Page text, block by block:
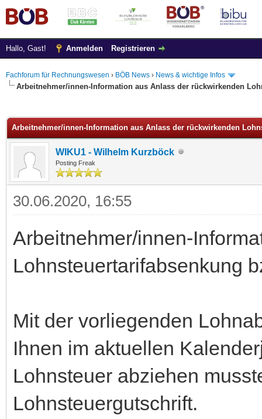
Hallo, Gast! Anmelden Registrieren
Fachforum für Rechnungswesen › BÖB News › News & wichtige Infos
Arbeitnehmer/innen-Information aus Anlass der rückwirkenden
Arbeitnehmer/innen-Information aus Anlass der rückwirkenden
WIKU1 - Wilhelm Kurzböck
Posting Freak
30.06.2020, 16:55
Arbeitnehmer/innen-
Lohnsteuertarifabsenkung
Mit der vorliegenden
Ihnen im aktuellen
Lohnsteuer abziehen
Lohnsteuergutschrift.